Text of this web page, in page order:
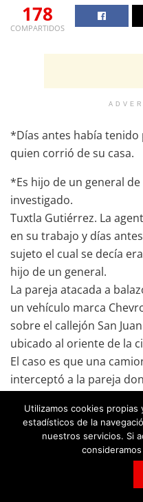
178
COMPARTIDOS
*Días antes había tenido
quien corrió de su casa.
*Es hijo de un general
investigado.
Tuxtla Gutiérrez. La
en su trabajo y días
sujeto el cual se decía
hijo de un general.
La pareja atacada a
un vehículo marca
sobre el callejón San
ubicado al oriente de la
El caso es que una
interceptó a la pareja
encontraban sin vida se
En el lugar las
casquillos de grueso
Los asesinos se dieron
operativo, no fue posible
Utilizamos cookies
estadísticos de la
nuestros servicios. Si